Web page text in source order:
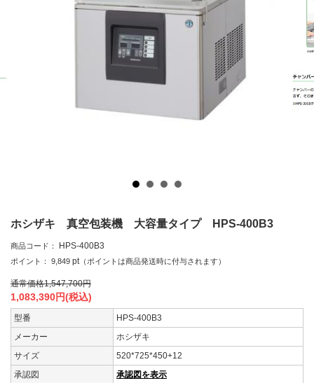
ホシザキ 真空包装機 大容量タイプ HPS-400B3
商品コード： HPS-400B3
ポイント： 9,849 pt （ポイントは商品発送時に付与されます）
通常価格1,547,700円
1,083,390円(税込)
型番
HPS-400B3
メーカー
ホシザキ
サイズ
520*725*450+12
承認図
承認図を表示